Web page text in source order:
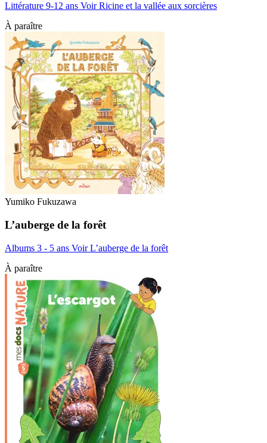
Littérature 9-12 ans Voir Ricine et la vallée aux sorcières
À paraître
Yumiko Fukuzawa
L’auberge de la forêt
Albums 3 - 5 ans Voir L’auberge de la forêt
À paraître